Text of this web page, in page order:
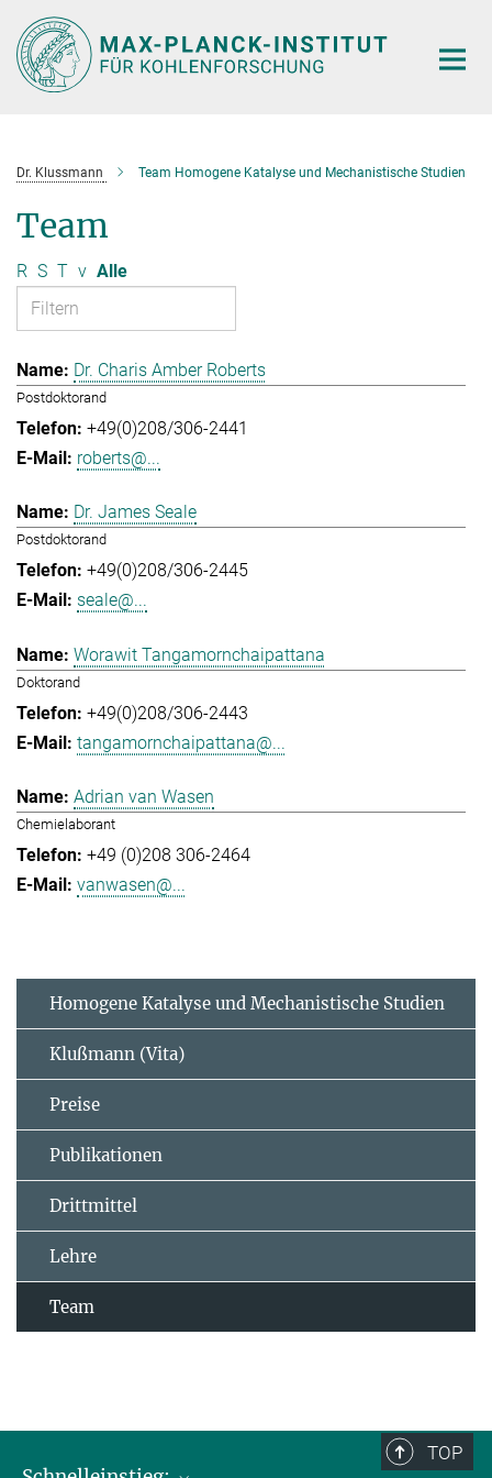
Hauptinhalt
Dr. Klussmann Team Homogene Katalyse und Mechanistische Studien
Team
R S T v Alle
Dr. Charis Amber Roberts
Postdoktorand
+49(0)208/306-2441
roberts@...
Dr. James Seale
Postdoktorand
+49(0)208/306-2445
seale@...
Worawit Tangamornchaipattana
Doktorand
+49(0)208/306-2443
tangamornchaipattana@...
Adrian van Wasen
Chemielaborant
+49 (0)208 306-2464
vanwasen@...
Homogene Katalyse und Mechanistische Studien
Klußmann (Vita)
Preise
Publikationen
Drittmittel
Lehre
Team
TOP